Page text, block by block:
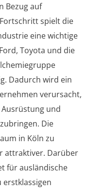
Bezug auf
spielt die
eine wichtige
Toyota und die
Dadurch wird ein
verursacht,
und
Die
in Köln zu
Darüber
für ausländische
erstklassigen